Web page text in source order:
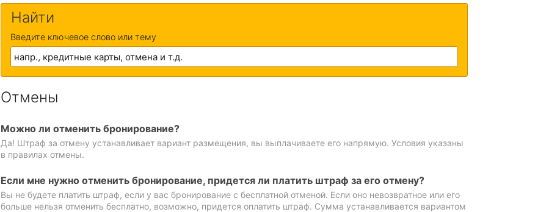
Найти
Введите ключевое слово или тему
Отмены
Можно ли отменить бронирование?
Да! Штраф за отмену устанавливает вариант размещения, вы выплачиваете его напрямую. Условия указаны
в правилах отмены.
Если мне нужно отменить бронирование, придется ли платить штраф за его отмену?
Вы не будете платить штраф, если у вас бронирование с бесплатной отменой. Если оно невозвратное или его
больше нельзя отменить бесплатно, возможно, придется оплатить штраф. Сумма устанавливается вариантом